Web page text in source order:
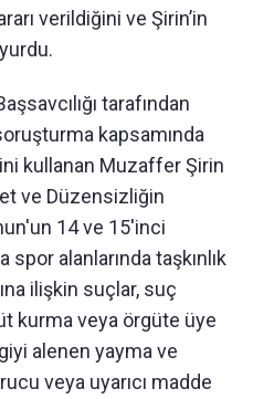
verildiğini ve Şirin’in
tarafından
kapsamında
kullanan Muzaffer Şirin
ve Düzensizliğin
14 ve 15'inci
alanlarında taşkınlık
ilişkin suçlar, suç
kurma veya örgüte üye
alenen yayma ve
veya uyarıcı madde